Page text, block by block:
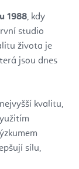
1988, kdy
studio
života je
jsou dnes
kvalitu,
sílu,